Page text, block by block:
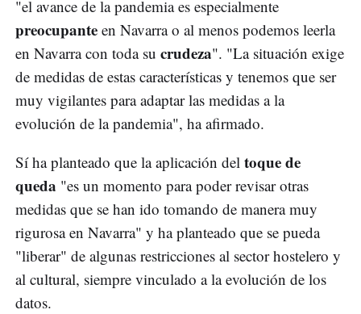
"el avance de la pandemia es especialmente
preocupante en Navarra o al menos podemos leerla
en Navarra con toda su crudeza". "La situación exige
de medidas de estas características y tenemos que ser
muy vigilantes para adaptar las medidas a la
evolución de la pandemia", ha afirmado.
Sí ha planteado que la aplicación del toque de
queda "es un momento para poder revisar otras
medidas que se han ido tomando de manera muy
rigurosa en Navarra" y ha planteado que se pueda
"liberar" de algunas restricciones al sector hostelero y
al cultural, siempre vinculado a la evolución de los
datos.